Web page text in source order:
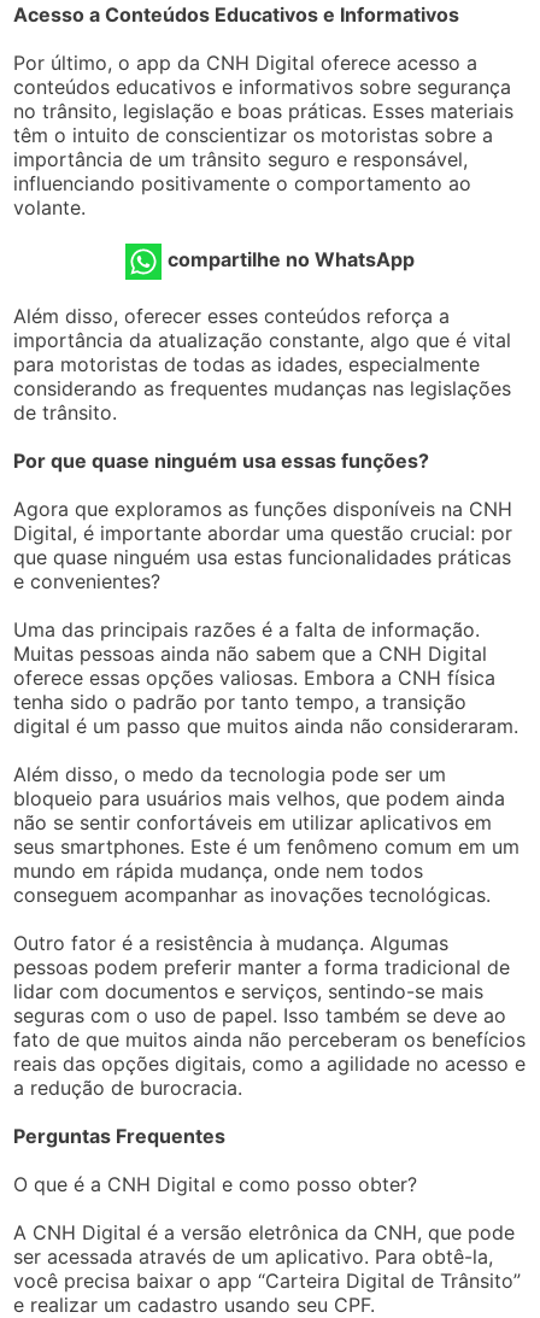
Acesso a Conteúdos Educativos e Informativos
Por último, o app da CNH Digital oferece acesso a
conteúdos educativos e informativos sobre segurança
no trânsito, legislação e boas práticas. Esses materiais
têm o intuito de conscientizar os motoristas sobre a
importância de um trânsito seguro e responsável,
influenciando positivamente o comportamento ao
volante.
compartilhe no WhatsApp
Além disso, oferecer esses conteúdos reforça a
importância da atualização constante, algo que é vital
para motoristas de todas as idades, especialmente
considerando as frequentes mudanças nas legislações
de trânsito.
Por que quase ninguém usa essas funções?
Agora que exploramos as funções disponíveis na CNH
Digital, é importante abordar uma questão crucial: por
que quase ninguém usa estas funcionalidades práticas
e convenientes?
Uma das principais razões é a falta de informação.
Muitas pessoas ainda não sabem que a CNH Digital
oferece essas opções valiosas. Embora a CNH física
tenha sido o padrão por tanto tempo, a transição
digital é um passo que muitos ainda não consideraram.
Além disso, o medo da tecnologia pode ser um
bloqueio para usuários mais velhos, que podem ainda
não se sentir confortáveis em utilizar aplicativos em
seus smartphones. Este é um fenômeno comum em um
mundo em rápida mudança, onde nem todos
conseguem acompanhar as inovações tecnológicas.
Outro fator é a resistência à mudança. Algumas
pessoas podem preferir manter a forma tradicional de
lidar com documentos e serviços, sentindo-se mais
seguras com o uso de papel. Isso também se deve ao
fato de que muitos ainda não perceberam os benefícios
reais das opções digitais, como a agilidade no acesso e
a redução de burocracia.
Perguntas Frequentes
O que é a CNH Digital e como posso obter?
A CNH Digital é a versão eletrônica da CNH, que pode
ser acessada através de um aplicativo. Para obtê-la,
você precisa baixar o app “Carteira Digital de Trânsito”
e realizar um cadastro usando seu CPF.